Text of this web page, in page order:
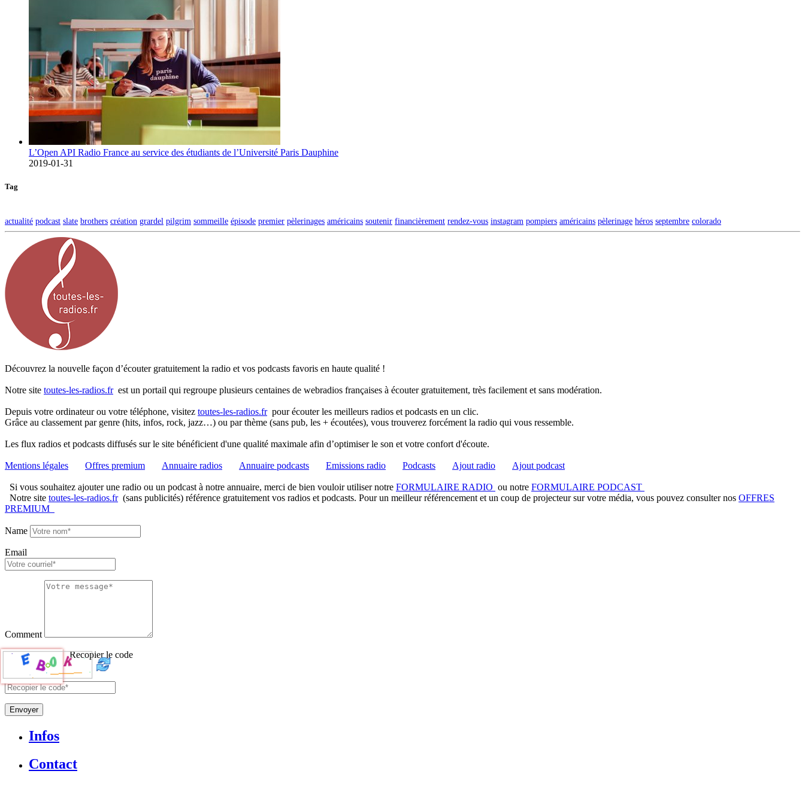
L’Open API Radio France au service des étudiants de l’Université Paris Dauphine
2019-01-31
Tag
actualité podcast slate brothers création grardel pilgrim sommeille épisode premier pèlerinages américains soutenir financièrement rendez-vous instagram pompiers américains pèlerinage héros septembre colorado
Découvrez la nouvelle façon d’écouter gratuitement la radio et vos podcasts favoris en haute qualité !
Notre site toutes-les-radios.frest un portail qui regroupe plusieurs centaines de webradios françaises à écouter gratuitement, très facilement et sans modération.
Depuis votre ordinateur ou votre téléphone, visitez toutes-les-radios.frpour écouter les meilleurs radios et podcasts en un clic.
Grâce au classement par genre (hits, infos, rock, jazz…) ou par thème (sans pub, les + écoutées), vous trouverez forcément la radio qui vous ressemble.
Les flux radios et podcasts diffusés sur le site bénéficient d'une qualité maximale afin d’optimiser le son et votre confort d'écoute.
Mentions légales Offres premium Annuaire radios Annuaire podcasts Emissions radio Podcasts Ajout radio Ajout podcast
Si vous souhaitez ajouter une radio ou un podcast à notre annuaire, merci de bien vouloir utiliser notre FORMULAIRE RADIO ou notre FORMULAIRE PODCAST
Notre site toutes-les-radios.fr(sans publicités) référence gratuitement vos radios et podcasts. Pour un meilleur référencement et un coup de projecteur sur votre média, vous pouvez consulter nos OFFRES
PREMIUM
Name
Email
Comment
Recopier le code
Envoyer
Infos
Contact